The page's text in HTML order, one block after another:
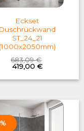
Eckset
Duschrückwand
ST_24_21
(1000x2050mm)
683,09€
Original
price
was:
419,00 €Current
is: